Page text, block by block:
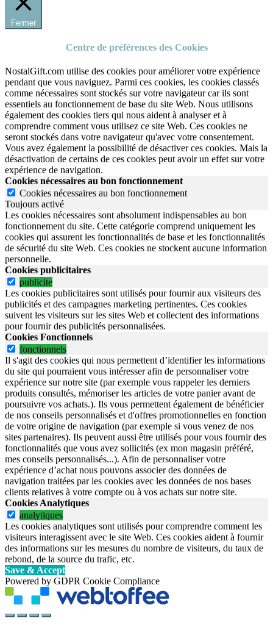
Fermer
Centre de préférences des Cookies
NostalGift.com utilise des cookies pour améliorer votre expérience
pendant que vous naviguez. Parmi ces cookies, les cookies classés
comme nécessaires sont stockés sur votre navigateur car ils sont
essentiels au fonctionnement de base du site Web. Nous utilisons
également des cookies tiers qui nous aident à analyser et à
comprendre comment vous utilisez ce site Web. Ces cookies ne
seront stockés dans votre navigateur qu'avec votre consentement.
Vous avez également la possibilité de désactiver ces cookies. Mais la
désactivation de certains de ces cookies peut avoir un effet sur votre
expérience de navigation.
Cookies nécessaires au bon fonctionnement
Cookies nécessaires au bon fonctionnement
Toujours activé
Les cookies nécessaires sont absolument indispensables au bon
fonctionnement du site. Cette catégorie comprend uniquement les
cookies qui assurent les fonctionnalités de base et les fonctionnalités
de sécurité du site Web. Ces cookies ne stockent aucune information
personnelle.
Cookies publicitaires
publicite
Les cookies publicitaires sont utilisés pour fournir aux visiteurs des
publicités et des campagnes marketing pertinentes. Ces cookies
suivent les visiteurs sur les sites Web et collectent des informations
pour fournir des publicités personnalisées.
Cookies Fonctionnels
fonctionnels
Il s'agit des cookies qui nous permettent d’identifier les informations
du site qui pourraient vous intéresser afin de personnaliser votre
expérience sur notre site (par exemple vous rappeler les derniers
produits consultés, mémoriser les articles de votre panier avant de
poursuivre vos achats.). Ils vous permettent également de bénéficier
de nos conseils personnalisés et d'offres promotionnelles en fonction
de votre origine de navigation (par exemple si vous venez de nos
sites partenaires). Ils peuvent aussi être utilisés pour vous fournir des
fonctionnalités que vous avez sollicités (ex mon magasin préféré,
mes conseils personnalisés...). Afin de personnaliser votre
expérience d’achat nous pouvons associer des données de
navigation traitées par les cookies avec les données de nos bases
clients relatives à votre compte ou à vos achats sur notre site.
Cookies Analytiques
analytiques
Les cookies analytiques sont utilisés pour comprendre comment les
visiteurs interagissent avec le site Web. Ces cookies aident à fournir
des informations sur les mesures du nombre de visiteurs, du taux de
rebond, de la source du trafic, etc.
Save & Accept
Powered by GDPR Cookie Compliance